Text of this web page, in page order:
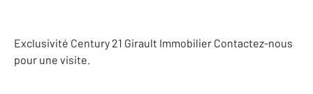
Exclusivité Century 21 Girault Immobilier Contactez-nous
pour une visite.